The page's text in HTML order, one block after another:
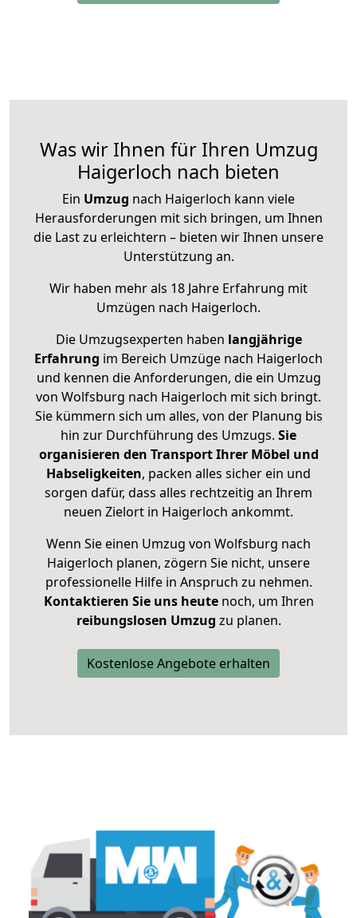
Was wir Ihnen für Ihren Umzug
Haigerloch nach bieten
Ein Umzug nach Haigerloch kann viele
Herausforderungen mit sich bringen, um Ihnen
die Last zu erleichtern – bieten wir Ihnen unsere
Unterstützung an.
Wir haben mehr als 18 Jahre Erfahrung mit
Umzügen nach Haigerloch.
Die Umzugsexperten haben langjährige
Erfahrung im Bereich Umzüge nach Haigerloch
und kennen die Anforderungen, die ein Umzug
von Wolfsburg nach Haigerloch mit sich bringt.
Sie kümmern sich um alles, von der Planung bis
hin zur Durchführung des Umzugs. Sie
organisieren den Transport Ihrer Möbel und
Habseligkeiten, packen alles sicher ein und
sorgen dafür, dass alles rechtzeitig an Ihrem
neuen Zielort in Haigerloch ankommt.
Wenn Sie einen Umzug von Wolfsburg nach
Haigerloch planen, zögern Sie nicht, unsere
professionelle Hilfe in Anspruch zu nehmen.
Kontaktieren Sie uns heutenoch, um Ihren
reibungslosen Umzug zu planen.
Kostenlose Angebote erhalten